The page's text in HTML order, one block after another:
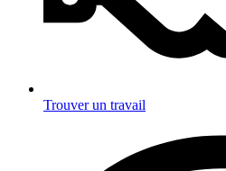
Trouver un travail